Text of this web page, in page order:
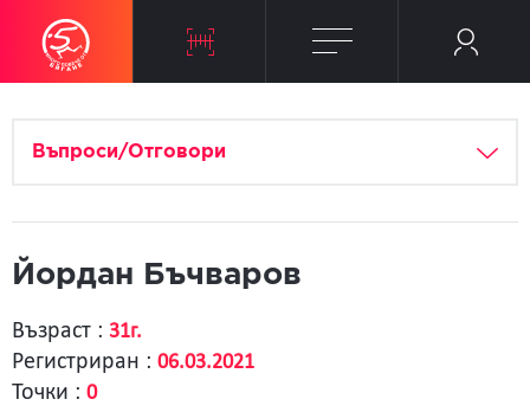
Въпроси/Отговори
Йордан Бъчваров
Възраст : 31г.
Регистриран : 06.03.2021
Точки : 0